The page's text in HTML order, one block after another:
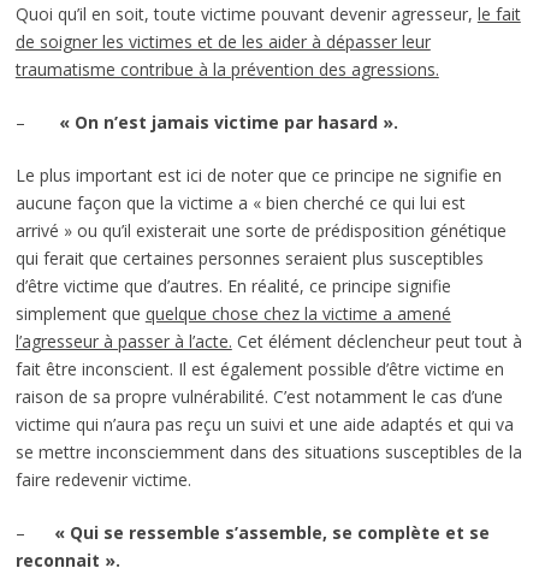
Quoi qu’il en soit, toute victime pouvant devenir agresseur, le fait
de soigner les victimes et de les aider à dépasser leur
traumatisme contribue à la prévention des agressions.
– « On n’est jamais victime par hasard ».
Le plus important est ici de noter que ce principe ne signifie en
aucune façon que la victime a « bien cherché ce qui lui est
arrivé » ou qu’il existerait une sorte de prédisposition génétique
qui ferait que certaines personnes seraient plus susceptibles
d’être victime que d’autres. En réalité, ce principe signifie
simplement que quelque chose chez la victime a amené
l’agresseur à passer à l’acte. Cet élément déclencheur peut tout à
fait être inconscient. Il est également possible d’être victime en
raison de sa propre vulnérabilité. C’est notamment le cas d’une
victime qui n’aura pas reçu un suivi et une aide adaptés et qui va
se mettre inconsciemment dans des situations susceptibles de la
faire redevenir victime.
– « Qui se ressemble s’assemble, se complète et se
reconnait ».